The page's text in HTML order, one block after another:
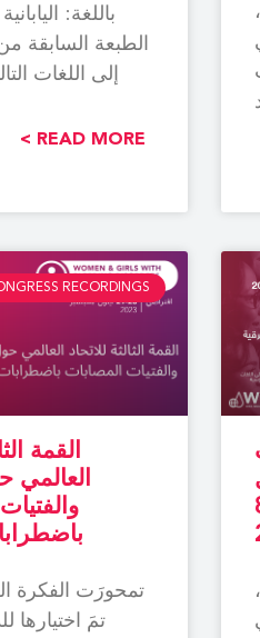
باللغة:
الطبعة السابقة
إلى اللغات
READ MORE >
| 8
RECORDINGS
القمة
العالمي
تمحورَت الفكرة
تمَ اختيارها